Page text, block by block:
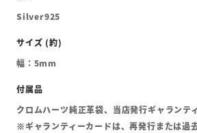
Silver925
幅：5mm
クロムハーツ純正革袋、当店発行ギャランテ
※ギャランティーカードは、再発行または過